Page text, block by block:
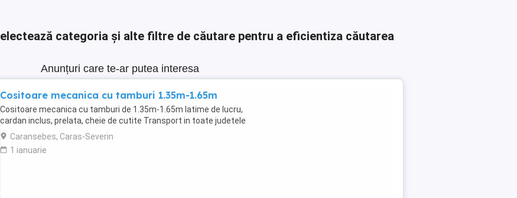
categoria și alte filtre de căutare pentru a eficientiza căutarea
Anunțuri care te-ar putea interesa
Cositoare mecanica cu tamburi 1.35m-1.65m
Cositoare mecanica cu tamburi de 1.35m-1.65m latime de lucru,
cardan inclus, prelata, cheie de cutite Transport in toate judetele
Caransebes, Caras-Severin
1 ianuarie